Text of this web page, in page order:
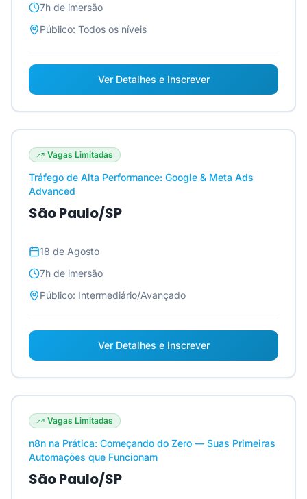
7h de imersão
Público: Todos os níveis
Ver Detalhes e Inscrever
Vagas Limitadas
Tráfego de Alta Performance: Google & Meta Ads
Advanced
São Paulo/SP
18 de Agosto
7h de imersão
Público: Intermediário/Avançado
Ver Detalhes e Inscrever
Vagas Limitadas
n8n na Prática: Começando do Zero — Suas Primeiras
Automações que Funcionam
São Paulo/SP